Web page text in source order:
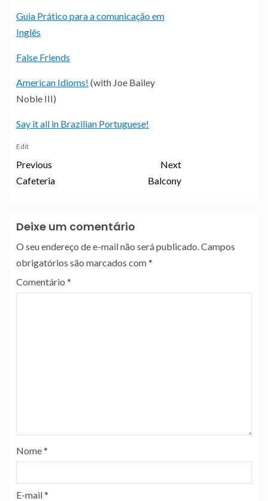
Guia Prático para a comunicação em
Inglês
False Friends
American Idioms! (with Joe Bailey
Noble III)
Say it all in Brazilian Portuguese!
Edit
Previous
Cafeteria
Next
Balcony
Deixe um comentário
O seu endereço de e-mail não será publicado.Campos
obrigatórios são marcados com*
Comentário *
Nome*
E-mail*